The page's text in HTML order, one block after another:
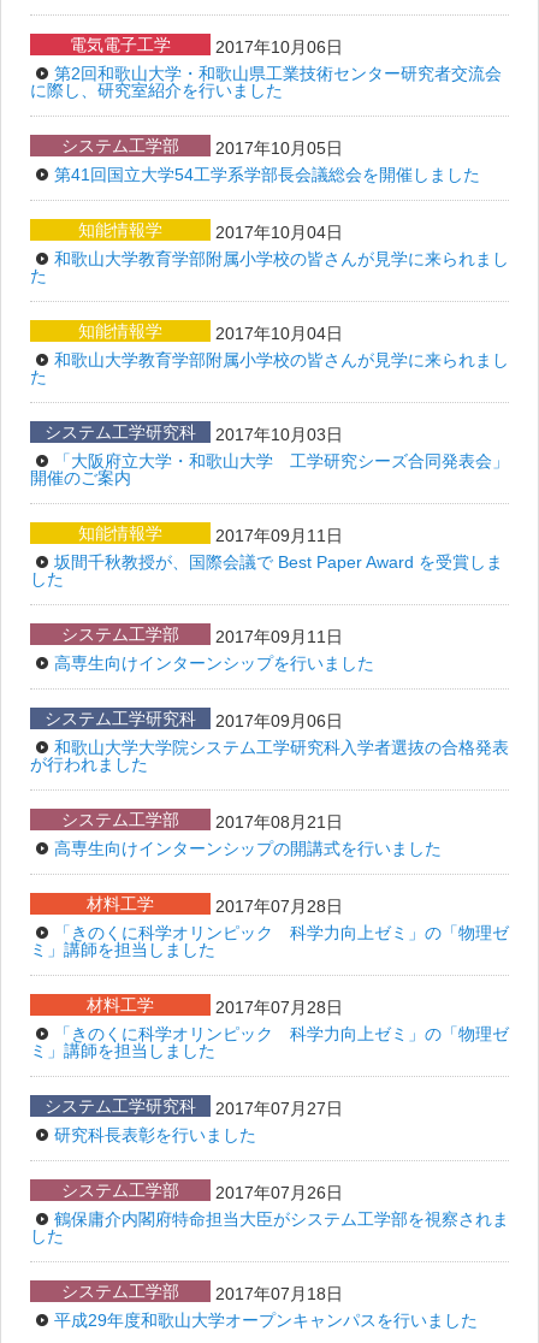
電気電子工学
2017年10月06日
第2回和歌山大学・和歌山県工業技術センター研究者交流会
に際し、研究室紹介を行いました
システム工学部
2017年10月05日
第41回国立大学54工学系学部長会議総会を開催しました
知能情報学
2017年10月04日
和歌山大学教育学部附属小学校の皆さんが見学に来られまし
た
知能情報学
2017年10月04日
和歌山大学教育学部附属小学校の皆さんが見学に来られまし
た
システム工学研究科
2017年10月03日
「大阪府立大学・和歌山大学 工学研究シーズ合同発表会」
開催のご案内
知能情報学
2017年09月11日
坂間千秋教授が、国際会議で Best Paper Award を受賞しま
した
システム工学部
2017年09月11日
高専生向けインターンシップを行いました
システム工学研究科
2017年09月06日
和歌山大学大学院システム工学研究科入学者選抜の合格発表
が行われました
システム工学部
2017年08月21日
高専生向けインターンシップの開講式を行いました
材料工学
2017年07月28日
「きのくに科学オリンピック 科学力向上ゼミ」の「物理ゼ
ミ」講師を担当しました
材料工学
2017年07月28日
「きのくに科学オリンピック 科学力向上ゼミ」の「物理ゼ
ミ」講師を担当しました
システム工学研究科
2017年07月27日
研究科長表彰を行いました
システム工学部
2017年07月26日
鶴保庸介内閣府特命担当大臣がシステム工学部を視察されま
した
システム工学部
2017年07月18日
平成29年度和歌山大学オープンキャンパスを行いました